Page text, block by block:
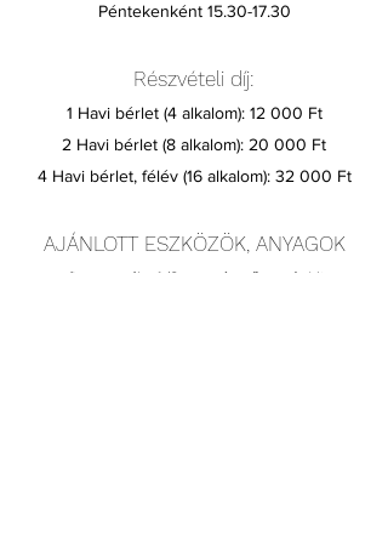
Péntekenként 15.30-17.30
Részvételi díj:
1 Havi bérlet (4 alkalom): 12 000 Ft
2 Havi bérlet (8 alkalom): 20 000 Ft
4 Havi bérlet, félév (16 alkalom): 32 000 Ft
AJÁNLOTT ESZKÖZÖK, ANYAGOK
grafit ceruzák. A/3-as méretű papír (dipa,